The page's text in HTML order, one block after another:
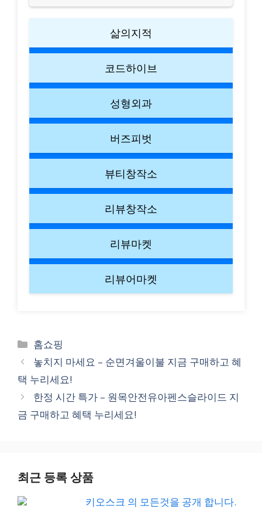
삶의지적
코드하이브
성형외과
버즈피벗
뷰티창작소
리뷰창작소
리뷰마켓
리뷰어마켓
Categories
홈쇼핑
놓치지 마세요 – 순면겨울이불 지금 구매하고 혜
택 누리세요!
한정 시간 특가 – 원목안전유아펜스슬라이드 지
금 구매하고 혜택 누리세요!
최근 등록 상품
키오스크 의 모든것을 공개 합니다.